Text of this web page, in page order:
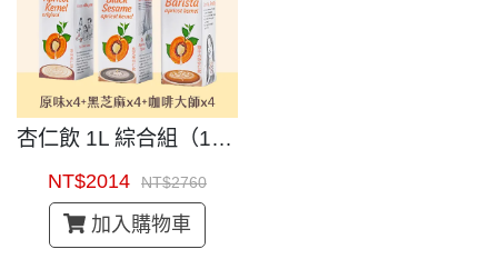
杏仁飲 1L 綜合組（12入）｜即開即飲杏仁茶
NT$2014 NT$2760
加入購物車